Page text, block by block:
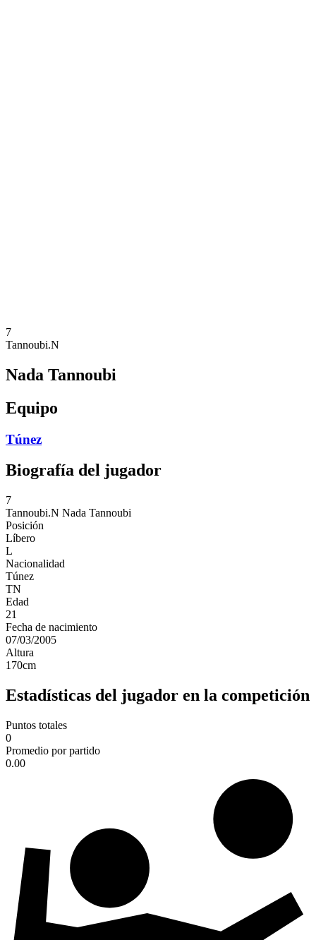
7
Tannoubi.N
Nada Tannoubi
Equipo
Túnez
Biografía del jugador
7
Tannoubi.N Nada Tannoubi
Posición
Líbero
L
Nacionalidad
Túnez
TN
Edad
21
Fecha de nacimiento
07/03/2005
Altura
170cm
Estadísticas del jugador en la competición
Puntos totales
0
Promedio por partido
0.00